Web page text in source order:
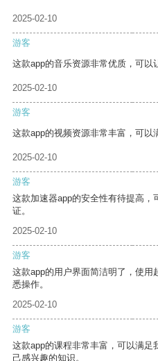
2025-02-10
游客
这款app的音乐资源非常优质，可以
2025-02-10
游客
这款app的视频资源非常丰富，可以
2025-02-10
游客
这款加速器app的安全性有待提高
证。
2025-02-10
游客
这款app的用户界面简洁明了，使
悉操作。
2025-02-10
游客
这款app的课程非常丰富，可以满足
己感兴趣的知识。